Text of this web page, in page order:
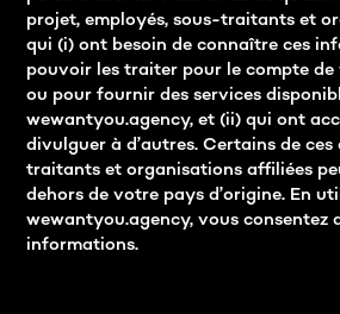
projet, employés, sous-traitants et
qui (i) ont besoin de connaître ces
pouvoir les traiter pour le compte
ou pour fournir des services
wewantyou.agency, et (ii) qui ont
divulguer à d’autres. Certains de ces
traitants et organisations affiliées
dehors de votre pays d’origine. En
wewantyou.agency, vous consentez
informations.